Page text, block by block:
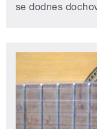
se dodnes